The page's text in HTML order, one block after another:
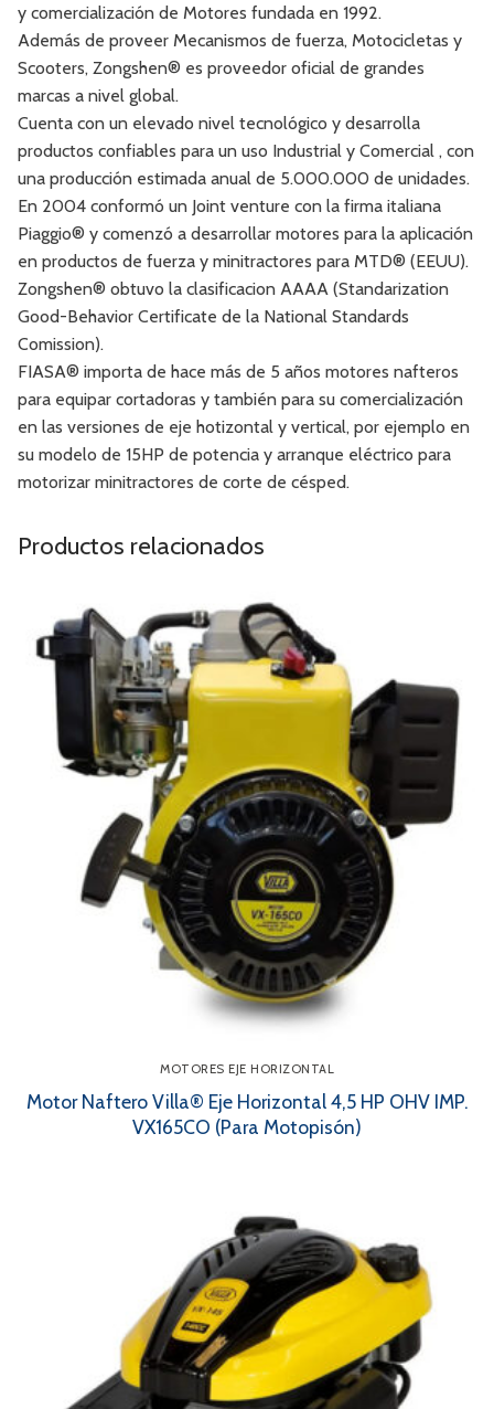
y comercialización de Motores fundada en 1992.
Además de proveer Mecanismos de fuerza, Motocicletas y
Scooters, Zongshen® es proveedor oficial de grandes
marcas a nivel global.
Cuenta con un elevado nivel tecnológico y desarrolla
productos confiables para un uso Industrial y Comercial , con
una producción estimada anual de 5.000.000 de unidades.
En 2004 conformó un Joint venture con la firma italiana
Piaggio® y comenzó a desarrollar motores para la aplicación
en productos de fuerza y minitractores para MTD® (EEUU).
Zongshen® obtuvo la clasificacion AAAA (Standarization
Good-Behavior Certificate de la National Standards
Comission).
FIASA® importa de hace más de 5 años motores nafteros
para equipar cortadoras y también para su comercialización
en las versiones de eje hotizontal y vertical, por ejemplo en
su modelo de 15HP de potencia y arranque eléctrico para
motorizar minitractores de corte de césped.
Productos relacionados
MOTORES EJE HORIZONTAL
Motor Naftero Villa® Eje Horizontal 4,5 HP OHV IMP.
VX165CO (Para Motopisón)